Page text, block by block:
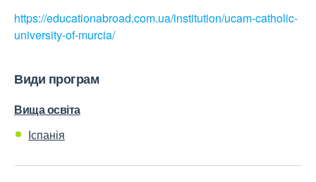
https://educationabroad.com.ua/institution/ucam-catholic-
university-of-murcia/
Види програм
Вища освіта
Іспанія